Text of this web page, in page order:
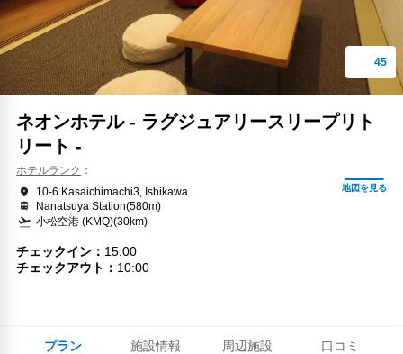
プラン 施設情報 周辺施設 口コミ
ネオンホテル - ラグジュアリースリープリト
リート -
ホテルランク
10-6 Kasaichimachi3, Ishikawa
Nanatsuya Station(580m)
小松空港 (KMQ)(30km)
チェックイン
15:00
チェックアウト
10:00